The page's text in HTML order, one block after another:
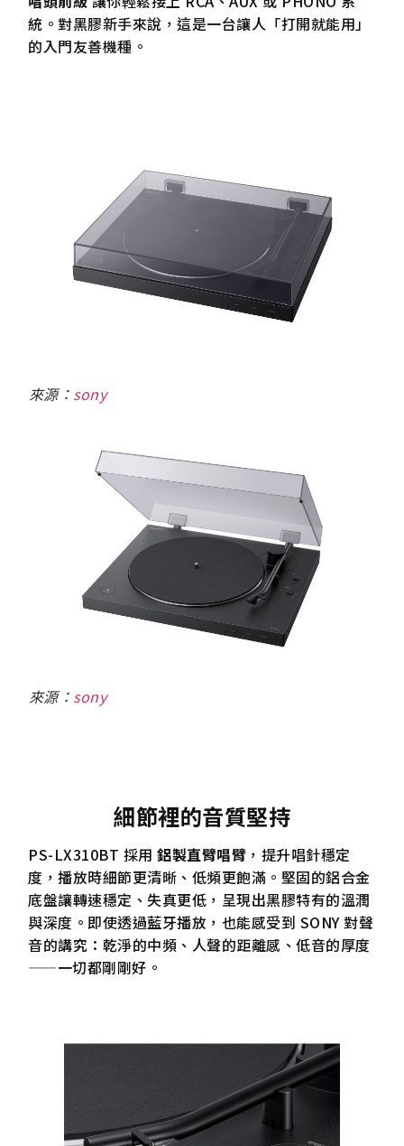
統。對黑膠新手來說，這是一台讓人「打開就能用」
的入門友善機種。
來源： sony
來源： sony
細節裡的音質堅持
PS-LX310BT 採用鋁製直臂唱臂 ，提升唱針穩定
度，播放時細節更清晰、低頻更飽滿。堅固的鋁合金
底盤讓轉速穩定、失真更低，呈現出黑膠特有的溫潤
與深度。即使透過藍牙播放，也能感受到 SONY 對聲
音的講究：乾淨的中頻、人聲的距離感、低音的厚度
——一切都剛剛好。